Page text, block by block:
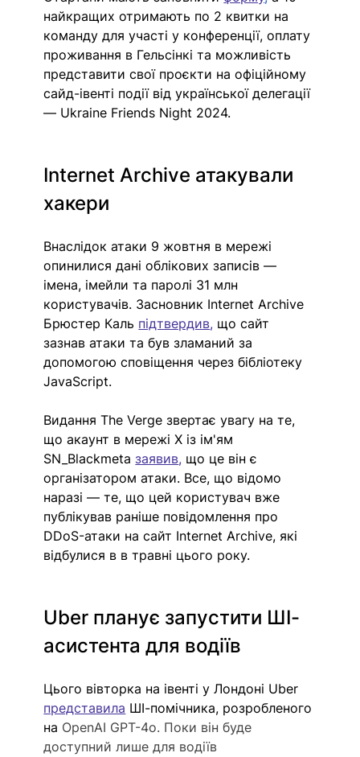
найкращих отримають по 2 квитки на
команду для участі у конференції, оплату
проживання в Гельсінкі та можливість
представити свої проєкти на офіційному
сайд-івенті події від української делегації
— Ukraine Friends Night 2024.
Internet Archive атакували
хакери
Внаслідок атаки 9 жовтня в мережі
опинилися дані облікових записів —
імена, імейли та паролі 31 млн
користувачів. Засновник Internet Archive
Брюстер Каль підтвердив, що сайт
зазнав атаки та був зламаний за
допомогою сповіщення через бібліотеку
JavaScript.
Видання The Verge звертає увагу на те,
що акаунт в мережі X із ім'ям
SN_Blackmeta заявив, що це він є
організатором атаки. Все, що відомо
наразі — те, що цей користувач вже
публікував раніше повідомлення про
DDoS-атаки на сайт Internet Archive, які
відбулися в в травні цього року.
Uber планує запустити ШІ-
асистента для водіїв
Цього вівторка на івенті у Лондоні Uber
представила ШІ-помічника, розробленого
на OpenAI GPT-4o. Поки він буде
доступний лише для водіїв